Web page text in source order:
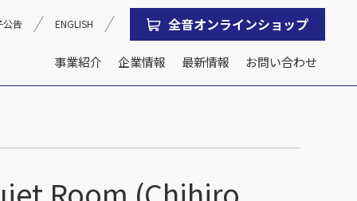
事業紹介 企業情報 最新情報 お問い合わせ
公告 ENGLISH 全音オンラインショップ
Room (Chihiro